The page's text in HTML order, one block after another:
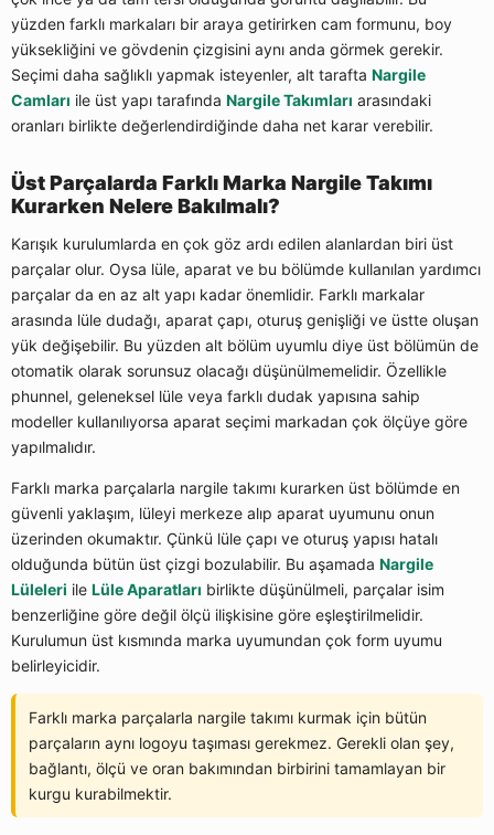
yüzden farklı markaları bir araya getirirken cam formunu, boy
yüksekliğini ve gövdenin çizgisini aynı anda görmek gerekir.
Seçimi daha sağlıklı yapmak isteyenler, alt tarafta Nargile
Camları ile üst yapı tarafında Nargile Takımları arasındaki
oranları birlikte değerlendirdiğinde daha net karar verebilir.
Üst Parçalarda Farklı Marka Nargile Takımı
Kurarken Nelere Bakılmalı?
Karışık kurulumlarda en çok göz ardı edilen alanlardan biri üst
parçalar olur. Oysa lüle, aparat ve bu bölümde kullanılan yardımcı
parçalar da en az alt yapı kadar önemlidir. Farklı markalar
arasında lüle dudağı, aparat çapı, oturuş genişliği ve üstte oluşan
yük değişebilir. Bu yüzden alt bölüm uyumlu diye üst bölümün de
otomatik olarak sorunsuz olacağı düşünülmemelidir. Özellikle
phunnel, geleneksel lüle veya farklı dudak yapısına sahip
modeller kullanılıyorsa aparat seçimi markadan çok ölçüye göre
yapılmalıdır.
Farklı marka parçalarla nargile takımı kurarken üst bölümde en
güvenli yaklaşım, lüleyi merkeze alıp aparat uyumunu onun
üzerinden okumaktır. Çünkü lüle çapı ve oturuş yapısı hatalı
olduğunda bütün üst çizgi bozulabilir. Bu aşamada Nargile
Lüleleri ile Lüle Aparatları birlikte düşünülmeli, parçalar isim
benzerliğine göre değil ölçü ilişkisine göre eşleştirilmelidir.
Kurulumun üst kısmında marka uyumundan çok form uyumu
belirleyicidir.
Farklı marka parçalarla nargile takımı kurmak için bütün
parçaların aynı logoyu taşıması gerekmez. Gerekli olan şey,
bağlantı, ölçü ve oran bakımından birbirini tamamlayan bir
kurgu kurabilmektir.